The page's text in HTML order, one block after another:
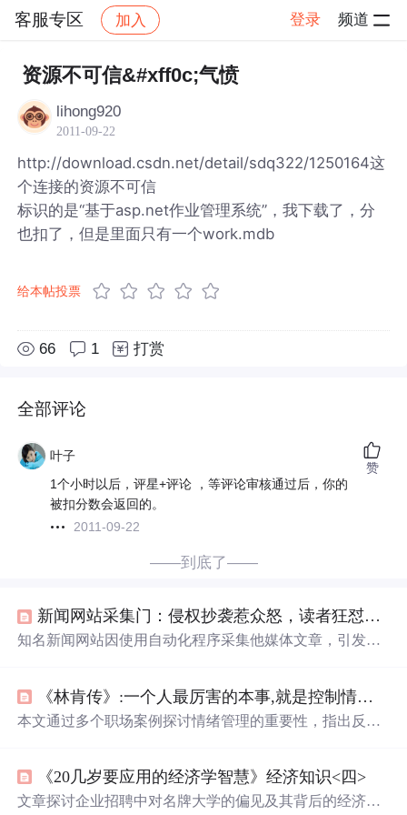
客服专区 加入 登录 频道
社区 客服专区 帖子详情
资源不可信&#xff0c;气愤
lihong920
2011-09-22
http://download.csdn.net/detail/sdq322/1250164这
个连接的资源不可信
标识的是“基于asp.net作业管理系统”，我下载了，分
也扣了，但是里面只有一个work.mdb
给本帖投票
66 1 打赏
全部评论
叶子
1个小时以后，评星+评论 ，等评论审核通过后，你的
被扣分数会返回的。
2011-09-22
赞
——到底了——
新闻网站采集门：侵权抄袭惹众怒，读者狂怼媒体不信任
知名新闻网站因使用自动化程序采集他媒体文章，引发版
权益保护的重要性。
《林肯传》:一个人最厉害的本事,就是控制情绪,男人脾气不好,影响事业；女人脾气不好,影响家庭,人只要脾气好,凡事都会好
本文通过多个职场案例探讨情绪管理的重要性，指出反应
于解决问题而非对抗，从而在复杂环境中建立长期可信
与稳定性。
《20几岁要应用的经济学智慧》经济知识<四>
文章探讨企业招聘中对名牌大学的偏见及其背后的经济学